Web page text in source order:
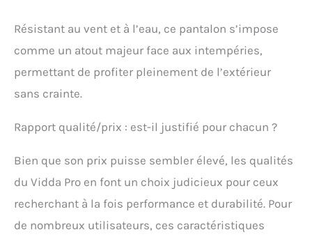
Résistant au vent et à l’eau, ce pantalon s’impose
comme un atout majeur face aux intempéries,
permettant de profiter pleinement de l’extérieur
sans crainte.
Rapport qualité/prix : est-il justifié pour chacun ?
Bien que son prix puisse sembler élevé, les qualités
du Vidda Pro en font un choix judicieux pour ceux
recherchant à la fois performance et durabilité. Pour
de nombreux utilisateurs, ces caractéristiques